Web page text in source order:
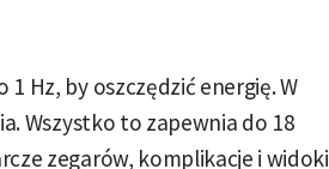
Hz, by oszczędzić energię. W
Wszystko to zapewnia do 18
zegarów, komplikacje i widoki